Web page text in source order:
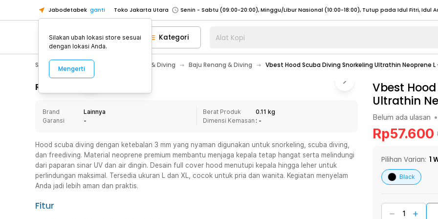
Jabodetabek ganti Toko Jakarta Utara
Toko Tangerang
Toko Cikupa
Pick n Go Jakarta Barat
Senin - Jumat (07:00 - 20:00), Sabtu - Minggu (08:00 - 20:00), Tutup pada Idul Fitri
Pick n Go Bekasi
Senin - Jumat (08:00 - 20:00), Sabtu - Minggu/ Libur Nasional (08:00 - 17:00) Selengkapnya
Senin - Jumat (08:00 - 20:00), Sabtu - Minggu/ Libur Nasional (08:00 - 17:00) Selengkapnya
Senin - Sabtu (09:00-20:00), Minggu/Libur Nasional (12:00-20:00), Tutup pada Idul Fitri
Senin - Sabtu (09:00-20:00), Minggu/Libur Nasional (12:00-20:00), Tutup pada Idul Fitri
Toko Tangerang
Toko Cikupa
Pick n Go Jakarta Barat
Senin - Jumat (07:00 - 20:00), Sabtu - Minggu (08:00 - 20:00), Tutup pada Idul Fitri
Pick n Go Bekasi
Selengkapnya
Kategori Alat Kopi
Sport & Outdoor Olahraga Renang & Diving Baju Renang & Diving Vbest Hood Scuba Diving Snorkeling Ultrathin Neoprene L
Rincian Produk
Brand
Lainnya
Garansi
-
Berat Produk
0.11 kg
Dimensi Kemasan : -
Hood scuba diving dengan ketebalan 3 mm yang nyaman digunakan untuk snorkeling, scuba diving,
dan freediving. Material neoprene premium membantu menjaga kepala tetap hangat serta melindungi
dari paparan sinar UV dan air dingin. Desain full cover hood menutupi kepala hingga leher untuk
perlindungan maksimal. Tersedia ukuran L dan XL, cocok untuk pria dan wanita. Kegiatan menyelam
Anda jadi lebih aman dan praktis.
Fitur
Vbest
Ultrathin
Belum ada ulasan •
Rp57.600
Pilihan Varian: 1
Black
Silakan ubah lokasi store sesuai
dengan lokasi Anda.
Mengerti